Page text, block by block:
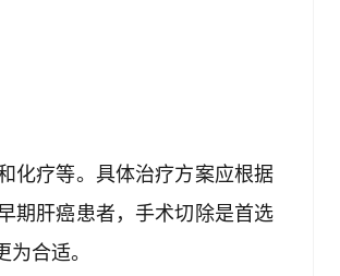
化疗等。具体治疗方案应根据
期肝癌患者，手术切除是首选
合适。